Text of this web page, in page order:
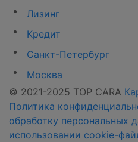
Лизинг
Кредит
Санкт-Петербург
Москва
© 2021-2025 TOP CARA
Политика
обработку персональных
использовании cookie-